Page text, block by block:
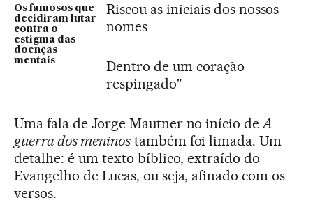
Os famosos que
decidiram lutar
contra o
estigma das
doenças
mentais
Riscou as iniciais dos nossos
nomes
Dentro de um coração
respingado"
Uma fala de Jorge Mautner no início deA
guerra dos meninostambém foi limada. Um
detalhe: é um texto bíblico, extraído do
Evangelho de Lucas, ou seja, afinado com os
versos.